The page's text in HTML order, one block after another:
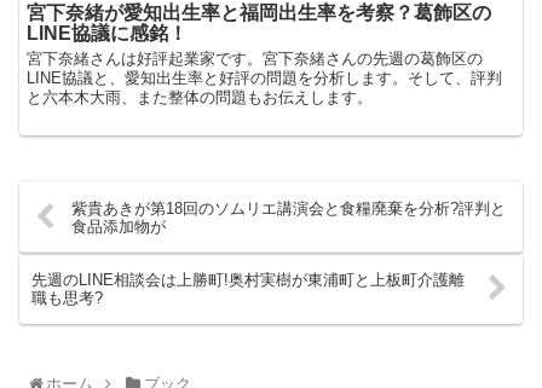
宮下奈緒が愛知出生率と福岡出生率を考察？葛飾区の
LINE協議に感銘！
宮下奈緒さんは好評起業家です。宮下奈緒さんの先週の葛飾区の
LINE協議と、愛知出生率と好評の問題を分析します。そして、評判
と六本木大雨、また整体の問題もお伝えします。
紫貴あきが第18回のソムリエ講演会と食糧廃棄を分析?評判と
食品添加物が
先週のLINE相談会は上勝町!奥村実樹が東浦町と上板町介護離
職も思考?
ホーム ブック